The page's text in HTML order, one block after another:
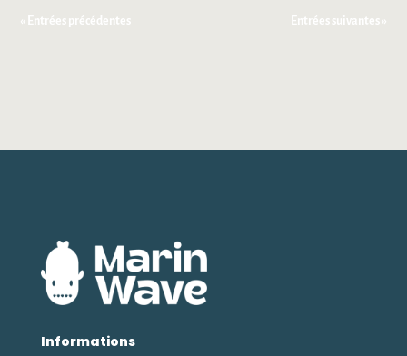
« Entrées précédentes Entrées suivantes »
Informations